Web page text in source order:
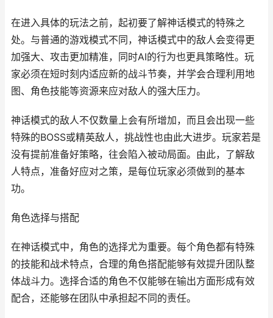
在进入具体的玩法之前，起初要了解神话模式的特殊之
处。与普通的游戏模式不同，神话模式中的敌人会变得更
加强大、攻击更加精准，同时AI的行为也更具策略性。玩
家必须在短时刻内适应新的战斗节奏，并学会合理利用地
图、角色技能等资源来应对敌人的强大压力。
神话模式的敌人不仅数量上会有所增加，而且会出现一些
特殊的BOSS或精英敌人，挑战性也由此大进步。玩家若是
没有提前准备好策略，往会陷入被动局面。由此，了解敌
人特点，准备好应对之策，是每位玩家必须做到的基本
功。
角色选择与搭配
在神话模式中，角色的选择尤为重要。每个角色都有特殊
的技能和战术特点，合理的角色搭配能够有效提升团队整
体战斗力。选择合适的角色不仅能够在输出方面形成有效
配合，还能够在团队中承担起不同的责任。